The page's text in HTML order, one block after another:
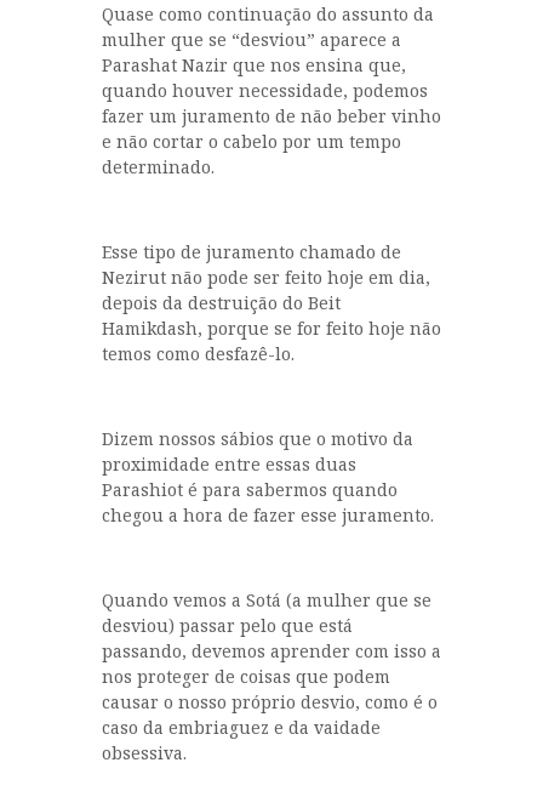
Quase como continuação do assunto da
mulher que se “desviou” aparece a
Parashat Nazir que nos ensina que,
quando houver necessidade, podemos
fazer um juramento de não beber vinho
e não cortar o cabelo por um tempo
determinado.
Esse tipo de juramento chamado de
Nezirut não pode ser feito hoje em dia,
depois da destruição do Beit
Hamikdash, porque se for feito hoje não
temos como desfazê-lo.
Dizem nossos sábios que o motivo da
proximidade entre essas duas
Parashiot é para sabermos quando
chegou a hora de fazer esse juramento.
Quando vemos a Sotá (a mulher que se
desviou) passar pelo que está
passando, devemos aprender com isso a
nos proteger de coisas que podem
causar o nosso próprio desvio, como é o
caso da embriaguez e da vaidade
obsessiva.